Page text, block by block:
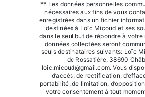
** Les données personnelles
nécessaires aux fins de vous
enregistrées dans un fichier
destinées à Loïc Micoud et ses
dans le seul but de répondre à votre
données collectées seront
seuls destinataires suivants: Loïc
de Rossatière, 38690
loic.micoud@gmail.com. Vous
d’accès, de rectification,
portabilité, de limitation,
votre consentement à tout